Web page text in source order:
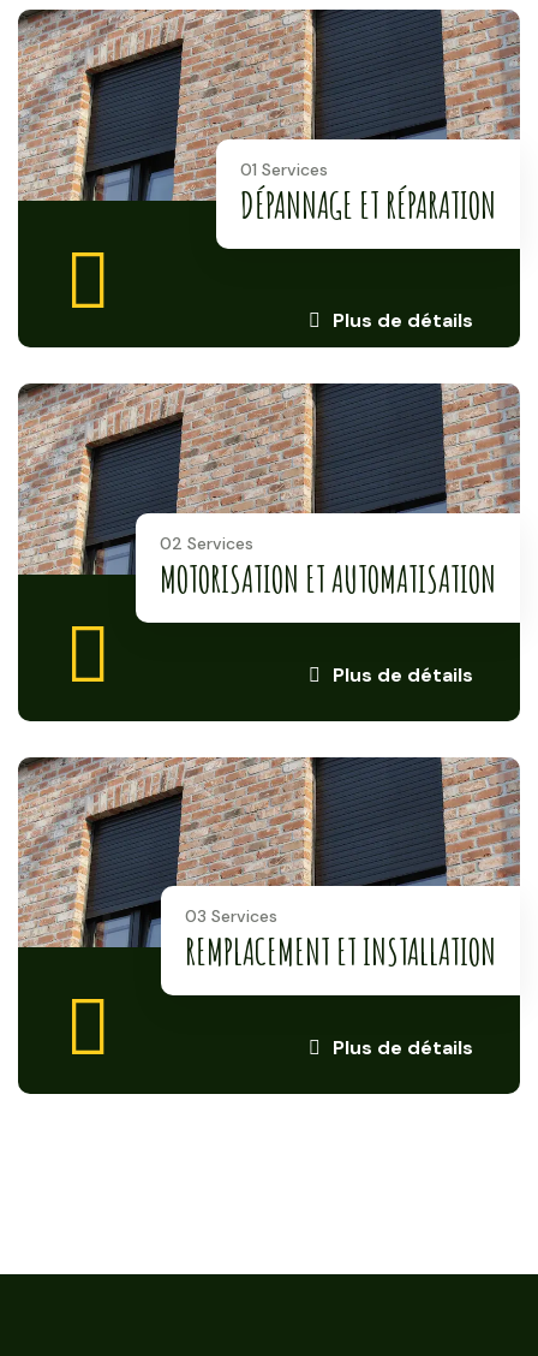
Plus de détails
01 Services
DÉPANNAGE ET RÉPARATION
Plus de détails
02 Services
MOTORISATION ET AUTOMATISATION
Plus de détails
03 Services
REMPLACEMENT ET INSTALLATION